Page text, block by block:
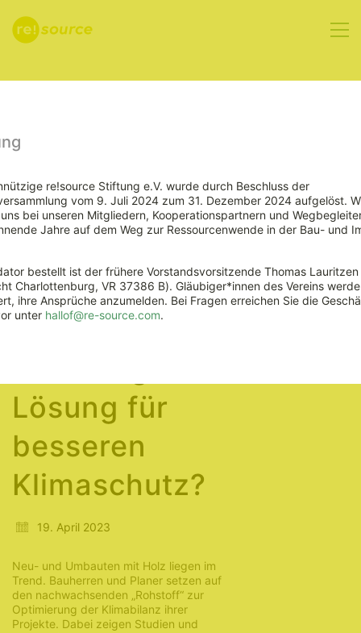
11.5.2023 –
Bauen mit
Holz: Eine
Lösung für
besseren
Klimaschutz?
19. April 2023
Neu- und Umbauten mit Holz liegen im
Trend. Bauherren und Planer setzen auf
den nachwachsenden „Rohstoff“ zur
Optimierung der Klimabilanz ihrer
Projekte. Dabei zeigen Studien und
re!source Stiftung e.V. wurde durch Beschluss der
vom 9. Juli 2024 zum 31. Dezember 2024 aufgelöst.
bei unseren Mitgliedern, Kooperationspartnern und
Jahre auf dem Weg zur Ressourcenwende in der Bau- und
bestellt ist der frühere Vorstandsvorsitzende Thomas Lauritzen
Charlottenburg, VR 37386 B). Gläubiger*innen des Vereins
ihre Ansprüche anzumelden. Bei Fragen erreichen Sie die
unter hallof@re-source.com.